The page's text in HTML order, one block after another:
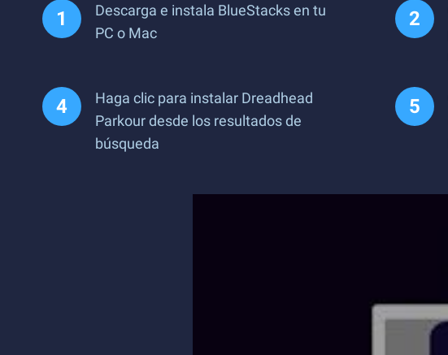
Descarga e instala BlueStacks en tu
PC o Mac
Haga clic para instalar Dreadhead
Parkour desde los resultados de
búsqueda